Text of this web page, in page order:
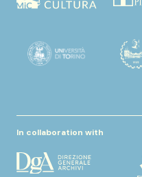
In collaboration with